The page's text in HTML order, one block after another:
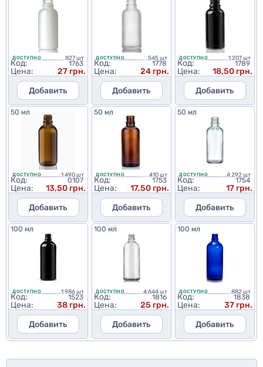
ДОСТУПНО 827 шт
Код: 1763
Цена:
27 грн.
Добавить
ДОСТУПНО 545 шт
Код: 1778
Цена:
24 грн.
Добавить
ДОСТУПНО 1 207 шт
Код: 1789
Цена:
18,50 грн.
Добавить
50 мл
ДОСТУПНО 1 490 шт
Код: 0107
Цена:
13,50 грн.
Добавить
50 мл
ДОСТУПНО 410 шт
Код: 1753
Цена:
17,50 грн.
Добавить
50 мл
ДОСТУПНО 4 292 шт
Код: 1754
Цена:
17 грн.
Добавить
100 мл
ДОСТУПНО 1 986 шт
Код: 1523
Цена:
38 грн.
Добавить
100 мл
ДОСТУПНО 4 644 шт
Код: 1816
Цена:
25 грн.
Добавить
100 мл
ДОСТУПНО 882 шт
Код: 1838
Цена:
37 грн.
Добавить